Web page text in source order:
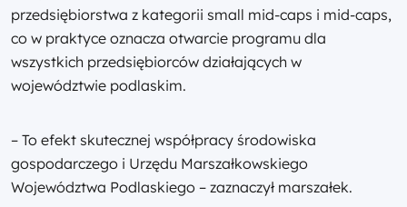
przedsiębiorstwa z kategorii small mid-caps i mid-caps,
co w praktyce oznacza otwarcie programu dla
wszystkich przedsiębiorców działających w
województwie podlaskim.
– To efekt skutecznej współpracy środowiska
gospodarczego i Urzędu Marszałkowskiego
Województwa Podlaskiego – zaznaczył marszałek.